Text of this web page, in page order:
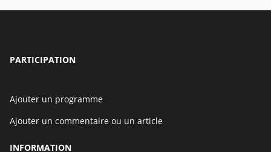
PARTICIPATION
Ajouter un programme
Ajouter un commentaire ou un article
INFORMATION